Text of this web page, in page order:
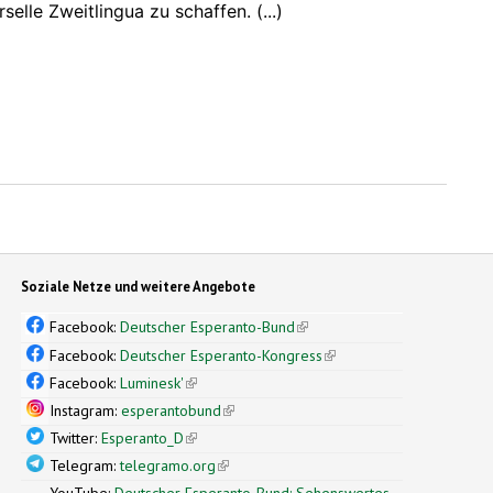
Zweitlingua zu schaffen. (...)
external)
Soziale Netze und weitere Angebote
Facebook:Deutscher Esperanto-Bund(link is external)
Facebook:Deutscher Esperanto-Kongress(link is external)
Facebook:Luminesk'(link is external)
Instagram:esperantobund(link is external)
Twitter:Esperanto_D(link is external)
Telegram:telegramo.org(link is external)